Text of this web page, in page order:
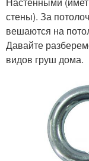
стены). За
вешаются на
Давайте
видов груш дома.